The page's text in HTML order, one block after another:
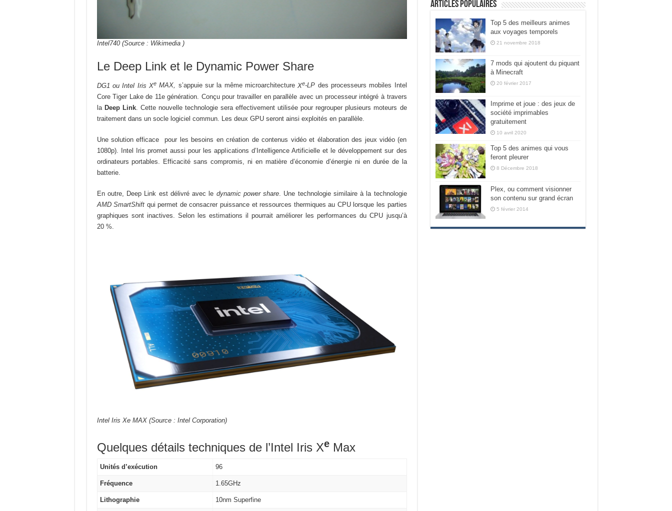
Intel740 (Source : Wikimedia )
Le Deep Link et le Dynamic Power Share
DG1 ou Intel Iris Xe MAX, s’appuie sur la même microarchitectureXe-LP des processeurs mobiles Intel
Core Tiger Lake de 11e génération. Conçu pour travailler en parallèle avec un processeur intégré à travers
la Deep Link. Cette nouvelle technologie sera effectivement utilisée pour regrouper plusieurs moteurs de
traitement dans un socle logiciel commun. Les deux GPU seront ainsi exploités en parallèle.
Une solution efficace pour les besoins en création de contenus vidéo et élaboration des jeux vidéo (en
1080p). Intel Iris promet aussi pour les applications d’Intelligence Artificielle et le développement sur des
ordinateurs portables. Efficacité sans compromis, ni en matière d’économie d’énergie ni en durée de la
batterie.
En outre, Deep Link est délivré avec le dynamic power share . Une technologie similaire à la technologie
AMD SmartShift qui permet de consacrer puissance et ressources thermiques au CPU lorsque les parties
graphiques sont inactives. Selon les estimations il pourrait améliorer les performances du CPU jusqu’à
20 %.
Intel Iris Xe MAX (Source : Intel Corporation)
Quelques détails techniques de l’Intel Iris XeMax
Unités d’exécution 96
Fréquence 1.65GHz
Lithographie 10nm Superfine
Articles populaires
Top 5 des meilleurs animes
aux voyages temporels
21 novembre 2018
7 mods qui ajoutent du piquant
à Minecraft
20 février 2017
Imprime et joue : des jeux de
société imprimables
gratuitement
10 avril 2020
Top 5 des animes qui vous
feront pleurer
8 Décembre 2018
Plex, ou comment visionner
son contenu sur grand écran
5 février 2014